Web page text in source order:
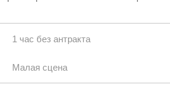
1 час без антракта
Малая сцена